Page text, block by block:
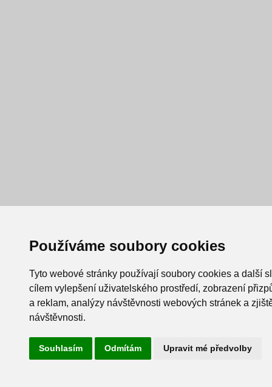
Používáme soubory cookies
Tyto webové stránky používají soubory cookies a další
cílem vylepšení uživatelského prostředí, zobrazení
a reklam, analýzy návštěvnosti webových stránek a
návštěvnosti.
Souhlasím Odmítám Upravit mé předvolby